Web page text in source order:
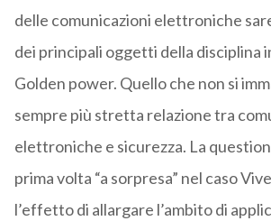
delle comunicazioni elettroniche
dei principali oggetti della disciplina
Golden power. Quello che non si
sempre più stretta relazione tra
elettroniche e sicurezza. La
prima volta “a sorpresa” nel caso
l’effetto di allargare l’ambito di